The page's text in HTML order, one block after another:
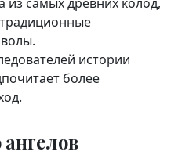
истории
более